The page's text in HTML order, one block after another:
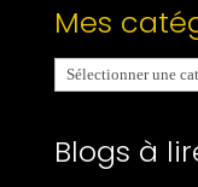
Mes
Mes
catégories
Blogs à